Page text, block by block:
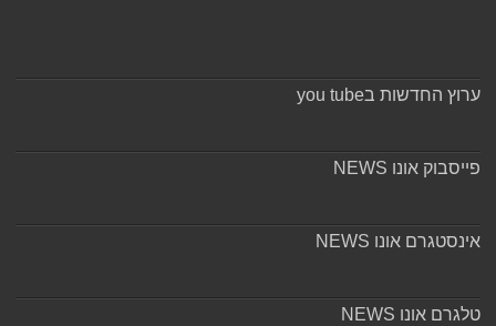
ערוץ החדשות בyou tube
פייסבוק אונו NEWS
אינסטגרם אונו NEWS
טלגרם אונו NEWS